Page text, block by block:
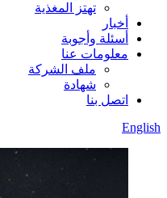
تهتز المغذية
أخبار
أسئلة وأجوبة
معلومات عنا
ملف الشركة
شهادة
اتصل بنا
English